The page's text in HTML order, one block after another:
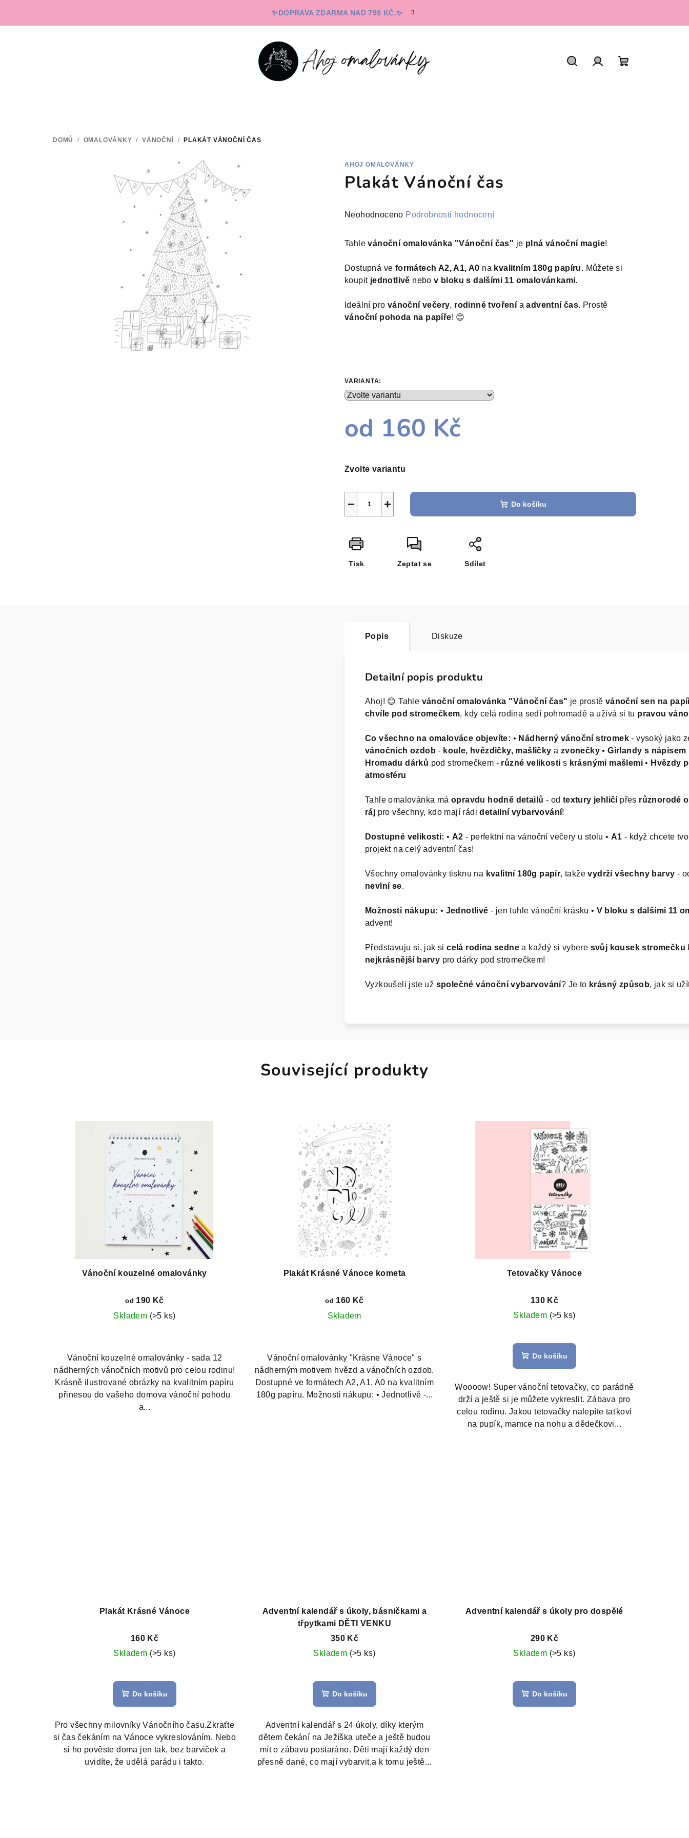
✨DOPRAVA ZDARMA NAD 799 KČ.✨
DOMŮ / OMALOVÁNKY / VÁNOČNÍ / PLAKÁT VÁNOČNÍ ČAS
AHOJ OMALOVÁNKY
Plakát Vánoční čas
Průměrné
produktu
0,0
z
hvězdiček.
Neohodnoceno Podrobnosti hodnocení
Tahlevánoční omalovánka "Vánoční čas" je plná vánoční magie!
Dostupná ve formátech A2, A1, A0 na kvalitním 180g papíru. Můžete si
koupit jednotlivě nebov bloku s dalšími 11 omalovánkami.
Ideální pro vánoční večery, rodinné tvoření aadventní čas. Prostě
vánoční pohoda na papíře! 😊
VARIANTA:
od 160 Kč
cena:
Zvolte variantu
+
− Do košíku
Tisk Zeptat se Sdílet
Popis Diskuze
Detailní popis produktu
Ahoj! 😊 Tahle vánoční omalovánka "Vánoční čas" je prostě vánoční sen na
chvíle pod stromečkem, kdy celá rodina sedí pohromadě a užívá si tu pravou
Co všechno na omalováce objevíte: • Nádherný vánoční stromek - vysoký jako
vánočních ozdob - koule, hvězdičky, mašličky a zvonečky •Girlandy s
Hromadu dárků pod stromečkem - různé velikosti s krásnými mašlemi • Hvězdy
atmosféru
Tahle omalovánka má opravdu hodně detailů - od textury jehličí přes různorodé
ráj pro všechny, kdo mají rádidetailní vybarvování!
Dostupné velikosti: • A2 - perfektní na vánoční večery u stolu • A1 - když chcete
projekt na celý adventní čas!
Všechny omalovánky tisknu na kvalitní 180g papír, takževydrží všechny barvy -
nevlní se.
Možnosti nákupu: • Jednotlivě - jen tuhle vánoční krásku • V bloku s dalšími 11
advent!
Představuju si, jak sicelá rodina sedne a každý si vybere svůj kousek stromečku
nejkrásnější barvy pro dárky pod stromečkem!
Vyzkoušeli jste už společné vánoční vybarvování? Je to krásný způsob, jak si
Související produkty
Vánoční kouzelné omalovánky
od 190 Kč
Skladem (>5 ks)
Vánoční kouzelné omalovánky - sada 12
nádherných vánočních motivů pro celou rodinu!
Krásně ilustrované obrázky na kvalitním papíru
přinesou do vašeho domova vánoční pohodu
a...
Plakát Krásné Vánoce kometa
od 160 Kč
Skladem
Vánoční omalovánky "Krásne Vánoce" s
nádherným motivem hvězd a vánočních ozdob.
Dostupné ve formátech A2, A1, A0 na kvalitním
180g papíru. Možnosti nákupu: • Jednotlivě -...
Tetovačky Vánoce
130 Kč
Skladem (>5 ks)
Do košíku
Woooow! Super vánoční tetovačky, co parádně
drží a ještě si je můžete vykreslit. Zábava pro
celou rodinu. Jakou tetovačky nalepíte taťkovi
na pupík, mamce na nohu a dědečkovi...
Plakát Krásné Vánoce
160 Kč
Skladem (>5 ks)
Do košíku
Pro všechny milovníky Vánočního času.Zkraťte
si čas čekáním na Vánoce vykreslováním. Nebo
si ho pověste doma jen tak, bez barviček a
uvidíte, že udělá parádu i takto.
Adventní kalendář s úkoly, básničkami a
třpytkami DĚTI VENKU
350 Kč
Skladem (>5 ks)
hodnocení
produktu
je
5,0
z
5
hvězdiček.
Do košíku
Adventní kalendář s 24 úkoly, díky kterým
dětem čekání na Ježíška uteče a ještě budou
mít o zábavu postaráno. Děti mají každý den
přesně dané, co mají vybarvit,a k tomu ještě...
Adventní kalendář s úkoly pro dospělé
290 Kč
Skladem (>5 ks)
Do košíku